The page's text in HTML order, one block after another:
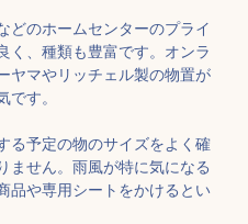
どのホームセンターのプライ
く、種類も豊富です。オンラ
ヤマやリッチェル製の物置が
す。
る予定の物のサイズをよく確
ません。雨風が特に気になる
品や専用シートをかけるとい